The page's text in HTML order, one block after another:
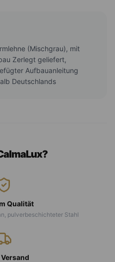
(Mischgrau), mit
Zerlegt geliefert,
Aufbauanleitung
Deutschlands
Qualität
pulverbeschichteter Stahl